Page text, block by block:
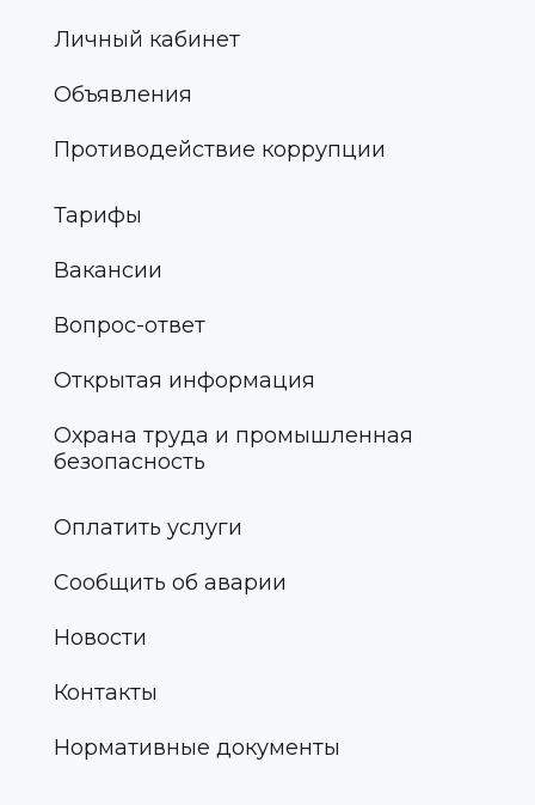
Личный кабинет
Объявления
Противодействие коррупции
Тарифы
Вакансии
Вопрос-ответ
Открытая информация
Охрана труда и промышленная
безопасность
Оплатить услуги
Сообщить об аварии
Новости
Контакты
Нормативные документы